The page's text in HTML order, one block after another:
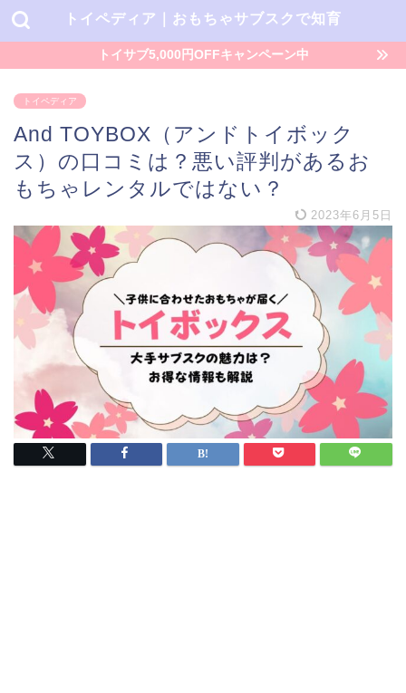
トイペディア｜おもちゃサブスクで知育
トイサブ5,000円OFFキャンペーン中
トイペディア
And TOYBOX（アンドトイボック
ス）の口コミは？悪い評判があるお
もちゃレンタルではない？
2023年6月5日